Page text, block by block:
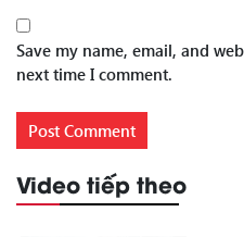
Save my name, email, and
next time I comment.
Video tiếp theo